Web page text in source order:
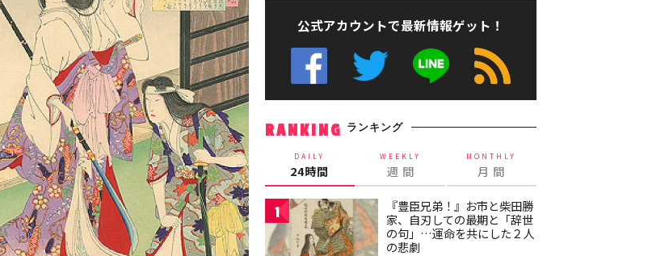
公式アカウントで最新情報ゲット！
RANKING ランキング
DAILY
24時間
WEEKLY
週 間
MONTHLY
月 間
1
『豊臣兄弟！』お市と柴田勝
家、自刃しての最期と「辞世
の句」…運命を共にした２人
の悲劇